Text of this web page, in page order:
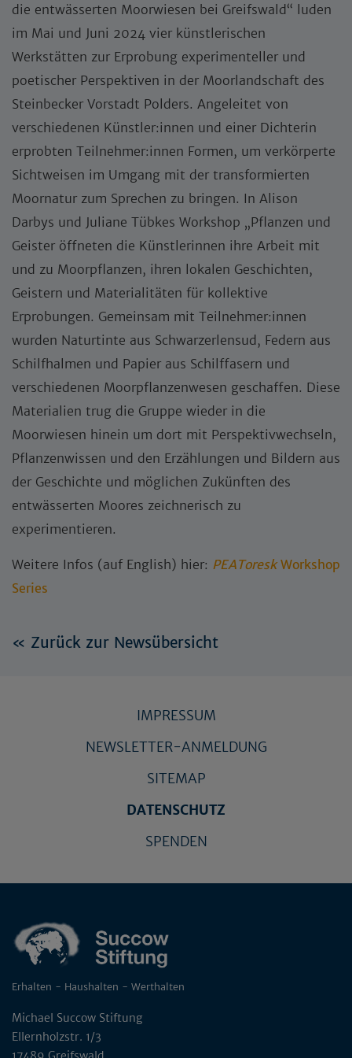
die entwässerten Moorwiesen bei Greifswald“ luden
im Mai und Juni 2024 vier künstlerischen
Werkstätten zur Erprobung experimenteller und
poetischer Perspektiven in der Moorlandschaft des
Steinbecker Vorstadt Polders. Angeleitet von
verschiedenen Künstler:innen und einer Dichterin
erprobten Teilnehmer:innen Formen, um verkörperte
Sichtweisen im Umgang mit der transformierten
Moornatur zum Sprechen zu bringen. In Alison
Darbys und Juliane Tübkes Workshop „Pflanzen und
Geister öffneten die Künstlerinnen ihre Arbeit mit
und zu Moorpflanzen, ihren lokalen Geschichten,
Geistern und Materialitäten für kollektive
Erprobungen. Gemeinsam mit Teilnehmer:innen
wurden Naturtinte aus Schwarzerlensud, Federn aus
Schilfhalmen und Papier aus Schilffasern und
verschiedenen Moorpflanzenwesen geschaffen. Diese
Materialien trug die Gruppe wieder in die
Moorwiesen hinein um dort mit Perspektivwechseln,
Pflanzenwissen und den Erzählungen und Bildern aus
der Geschichte und möglichen Zukünften des
entwässerten Moores zeichnerisch zu
experimentieren.
Weitere Infos (auf English) hier: PEAToreskWorkshop
Series
« Zurück zur Newsübersicht
IMPRESSUM
NEWSLETTER-ANMELDUNG
SITEMAP
DATENSCHUTZ
SPENDEN
Erhalten - Haushalten - Werthalten
Michael Succow Stiftung
Ellernholzstr. 1/3